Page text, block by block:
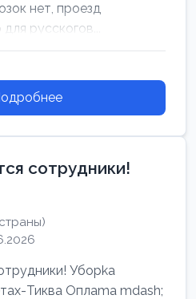
нет, проезд
русскогов...
сотрудники!
Убоpkа
Тиква Оплаma mdash;